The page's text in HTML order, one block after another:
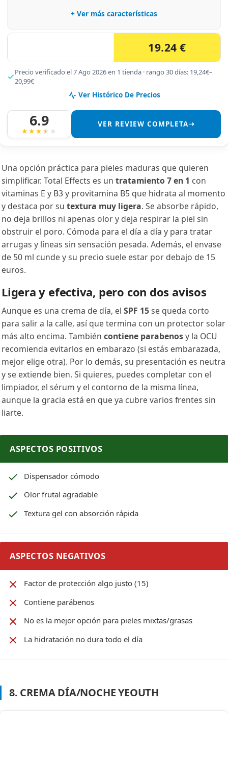
+ Ver más características
19.24 €
Precio verificado el 7 Ago 2026 en 1 tienda · rango 30 días: 19,24€–
20,99€
Ver Histórico De Precios
6.9 VER REVIEW COMPLETA➝
Una opción práctica para pieles maduras que quieren
simplificar. Total Effects es un tratamiento 7 en 1 con
vitaminas E y B3 y provitamina B5 que hidrata al momento
y destaca por su textura muy ligera. Se absorbe rápido,
no deja brillos ni apenas olor y deja respirar la piel sin
obstruir el poro. Cómoda para el día a día y para tratar
arrugas y líneas sin sensación pesada. Además, el envase
de 50 ml cunde y su precio suele estar por debajo de 15
euros.
Ligera y efectiva, pero con dos avisos
Aunque es una crema de día, el SPF 15se queda corto
para salir a la calle, así que termina con un protector solar
más alto encima. También contiene parabenosy la OCU
recomienda evitarlos en embarazo (si estás embarazada,
mejor elige otra). Por lo demás, su presentación es neutra
y se extiende bien. Si quieres, puedes completar con el
limpiador, el sérum y el contorno de la misma línea,
aunque la gracia está en que ya cubre varios frentes sin
liarte.
ASPECTOS POSITIVOS
Dispensador cómodo
Olor frutal agradable
Textura gel con absorción rápida
ASPECTOS NEGATIVOS
Factor de protección algo justo (15)
Contiene parábenos
No es la mejor opción para pieles mixtas/grasas
La hidratación no dura todo el día
8. CREMA DÍA/NOCHE YEOUTH